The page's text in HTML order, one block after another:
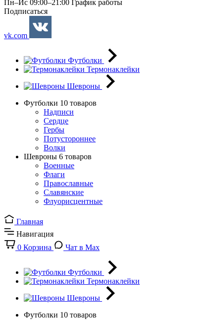
Пн–Ис 09:00–21:00 График работы
Подписаться
vk.com
Футболки
Термонаклейки
Шевроны
Футболки 10 товаров
Надписи
Сердце
Гербы
Потустороннее
Волки
Шевроны 6 товаров
Военные
Флаги
Православные
Славянские
Флуорисцентные
Главная
Навигация
0 Корзина Чат в Max
Футболки
Термонаклейки
Шевроны
Футболки 10 товаров